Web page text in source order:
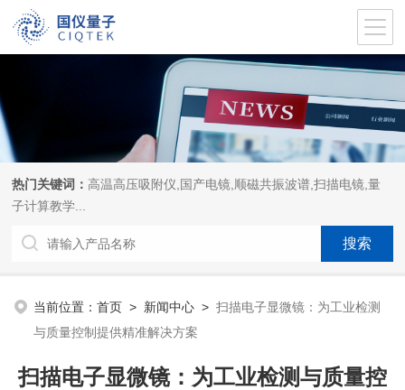
热门关键词： 高温高压吸附仪,国产电镜,顺磁共振波谱,扫描电镜,量
子计算教学...
当前位置：首页 > 新闻中心 >扫描电子显微镜：为工业检测
与质量控制提供精准解决方案
扫描电子显微镜：为工业检测与质量控